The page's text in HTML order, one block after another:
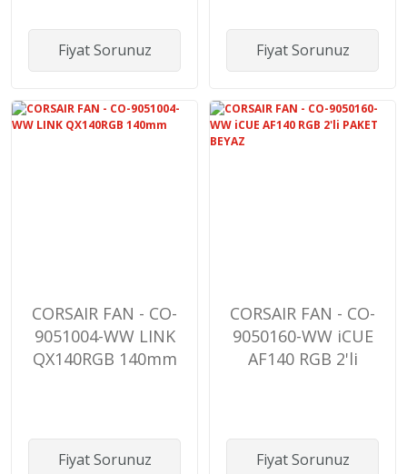
Fiyat Sorunuz Fiyat Sorunuz
CORSAIR FAN - CO-
9051004-WW LINK
QX140RGB 140mm
Fiyat Sorunuz
CORSAIR FAN - CO-
9050160-WW iCUE
AF140 RGB 2'li
Fiyat Sorunuz